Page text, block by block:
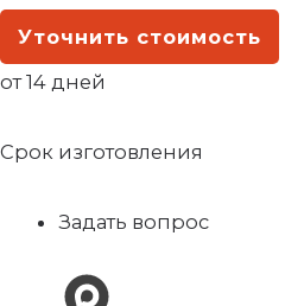
Уточнить стоимость
от 14 дней
Срок изготовления
Задать вопрос